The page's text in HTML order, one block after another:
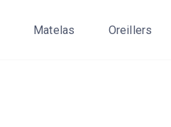
Matelas Oreillers